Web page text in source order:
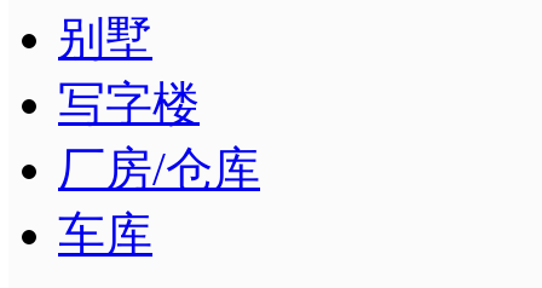
别墅
写字楼
厂房/仓库
车库